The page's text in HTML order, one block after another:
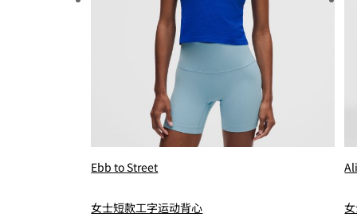
Ebb to Street
女士短款工字运动背心